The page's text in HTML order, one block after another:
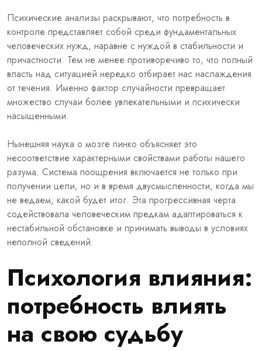
Психические анализы раскрывают, что потребность в
контроле представляет собой среди фундаментальных
человеческих нужд, наравне с нуждой в стабильности и
причастности. Тем не менее противоречиво то, что полный
власть над ситуацией нередко отбирает нас наслаждения
от течения. Именно фактор случайности превращает
множество случаи более увлекательными и психически
насыщенными.
Нынешняя наука о мозге пинко объясняет это
несоответствие характерными свойствами работы нашего
разума. Система поощрения включается не только при
получении цели, но и в время двусмысленности, когда мы
не ведаем, какой будет итог. Эта прогрессивная черта
содействовала человеческим предкам адаптироваться к
нестабильной обстановке и принимать выводы в условиях
неполной сведений.
Психология влияния:
потребность влиять
на свою судьбу